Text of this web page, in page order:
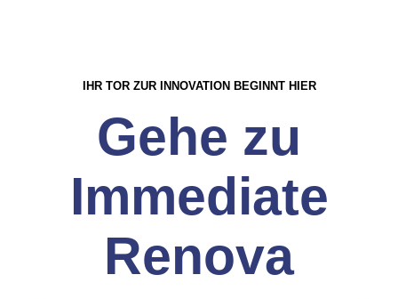
IHR TOR ZUR INNOVATION BEGINNT HIER
Gehe zu
Immediate
Renova